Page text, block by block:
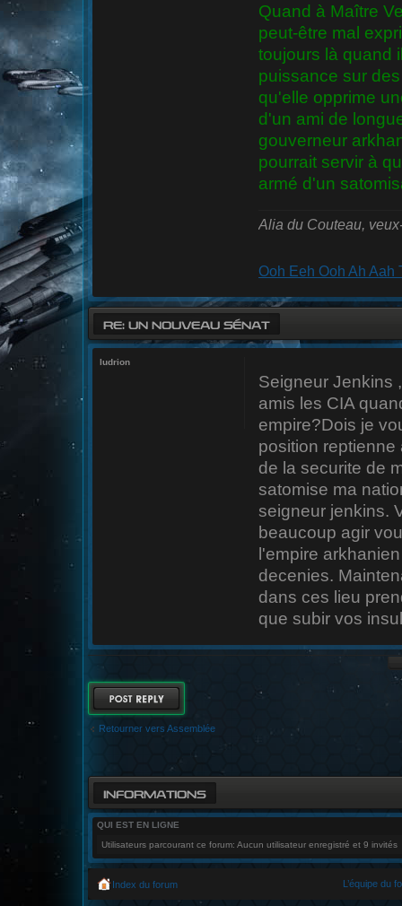
Quand à Maître
peut-être mal
toujours là quand
puissance sur
qu'elle opprime
d'un ami de
gouverneur
pourrait servir à
armé d'un
Alia du Couteau,
Ooh Eeh Ooh Ah Aah
RE: UN NOUVEAU SÉNAT
Seigneur Jenkins
amis les CIA
empire?Dois je
position
de la securite de
satomise ma
seigneur jenkins.
beaucoup agir
l'empire
decenies.
dans ces lieu
que subir vos
ludrion
RÉPONDRE
Retourner vers Assemblée
INFORMATIONS
QUI EST EN LIGNE
Utilisateurs parcourant ce forum: Aucun utilisateur enregistré et 9 invités
Index du forum L’équipe du